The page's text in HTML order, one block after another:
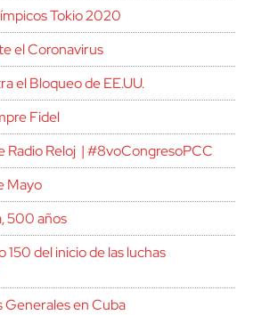
Tokio 2020
el Coronavirus
el Bloqueo de EE.UU.
Fidel
Radio Reloj | #8voCongresoPCC
Mayo
500 años
150 del inicio de las luchas
Generales en Cuba